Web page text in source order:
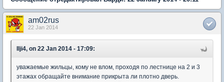
am02rus
22 Jan 2014
Ilji4, on 22 Jan 2014 - 17:09:
уважаемые жильцы, кому не влом, проходя по лестнице на 2 и 3
этажах обращайте внимание прикрыта ли плотно дверь.